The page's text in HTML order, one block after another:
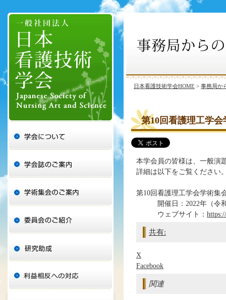
日本看護技術学会HOME > 事務局か
第10回看護理工学
本学会員の皆様は、一般演
詳細は以下をご覧ください
第10回看護理工学会学術集
開催日：2022年（令和4
ウェブサイト：
共有:
X
Facebook
関連